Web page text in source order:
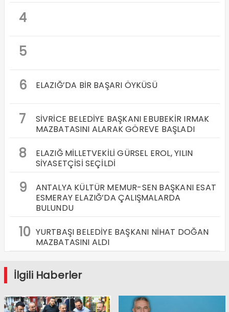
4
5
6
ELAZIĞ’DA BİR BAŞARI ÖYKÜSÜ
7
SİVRİCE BELEDİYE BAŞKANI EBUBEKİR IRMAK
MAZBATASINI ALARAK GÖREVE BAŞLADI
8
ELAZIĞ MİLLETVEKİLİ GÜRSEL EROL, YILIN
SİYASETÇİSİ SEÇİLDİ
9
ANTALYA KÜLTÜR MEMUR-SEN BAŞKANI ESAT
ESMERAY ELAZIĞ’DA ÇALIŞMALARDA
BULUNDU
10 YURTBAŞI BELEDİYE BAŞKANI NİHAT DOĞAN
MAZBATASINI ALDI
İlgili Haberler